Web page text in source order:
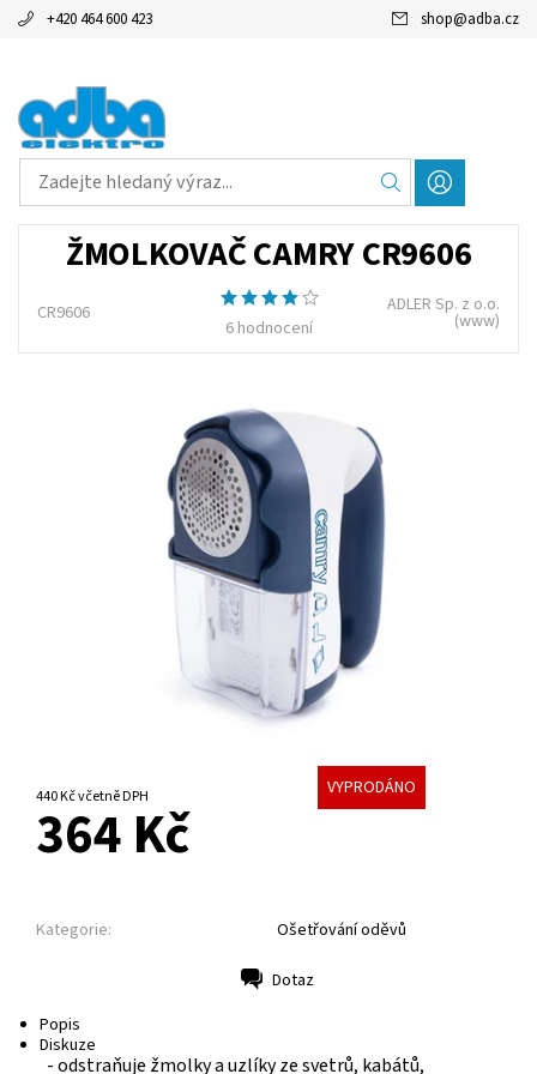
+420 464 600 423 shop@adba.cz
ŽMOLKOVAČ CAMRY CR9606
CR9606
6 hodnocení
ADLER Sp. z o.o.
(www)
440 Kč včetně DPH VYPRODÁNO
364 Kč
Kategorie: Ošetřování oděvů
Dotaz
Popis
Diskuze
- odstraňuje žmolky a uzlíky ze svetrů, kabátů,